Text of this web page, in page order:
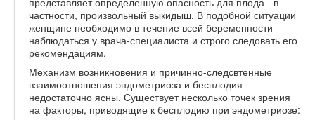
частности, произвольный выкидыш. В подобной ситуации
женщине необходимо в течение всей беременности
наблюдаться у врача-специалиста и строго следовать его
рекомендациям.
Механизм возникновения и причинно-следсвтенные
взаимоотношения эндометриоза и бесплодия
недостаточно ясны. Существует несколько точек зрения
на факторы, приводящие к бесплодию при эндометриозе: